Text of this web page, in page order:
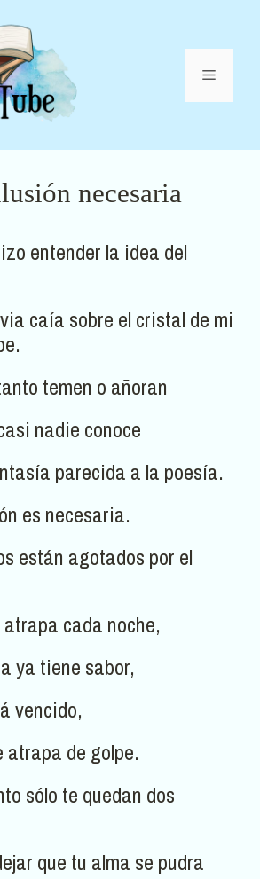
Menú
necesaria
entender la idea del
caía sobre el cristal de mi
temen o añoran
nadie conoce
parecida a la poesía.
es necesaria.
están agotados por el
cada noche,
ya tiene sabor,
vencido,
atrapa de golpe.
sólo te quedan dos
que tu alma se pudra